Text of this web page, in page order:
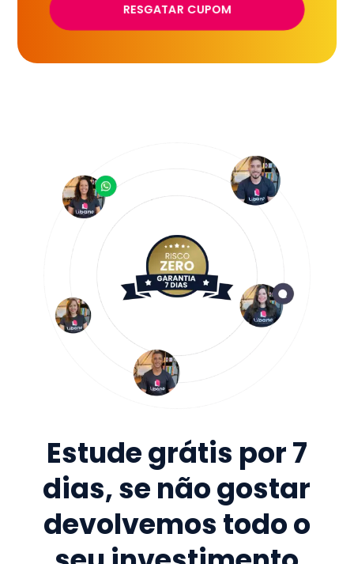
RESGATAR CUPOM
Estude grátis por 7
dias, se não gostar
devolvemos todo o